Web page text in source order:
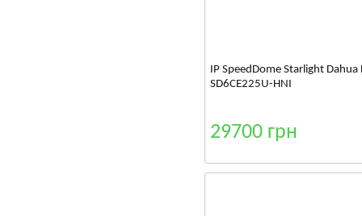
IP SpeedDome Starlight Dahua
SD6CE225U-HNI
29700 грн